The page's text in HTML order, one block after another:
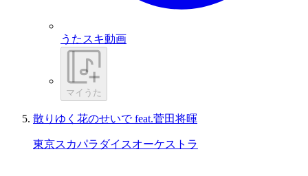
うたスキ動画
マイうた
散りゆく花のせいで feat.菅田将暉
東京スカパラダイスオーケストラ